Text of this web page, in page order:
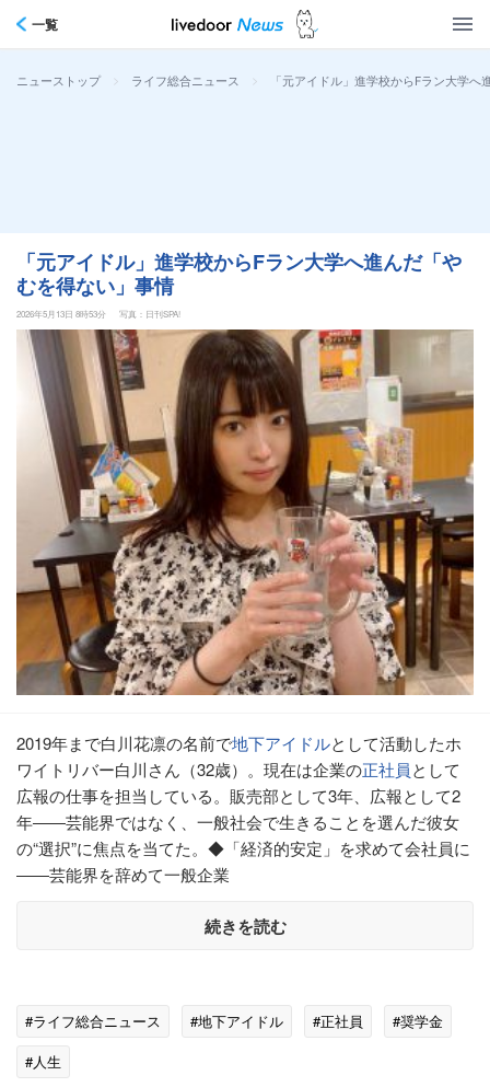
一覧
ニューストップ > ライフ総合ニュース > 「元アイドル」進学校からFラン大学
「元アイドル」進学校からFラン大学へ進んだ「や
むを得ない」事情
2026年5月13日 8時53分 写真：日刊SPA!
2019年まで白川花凛の名前で地下アイドルとして活動したホ
ワイトリバー白川さん（32歳）。現在は企業の正社員として
広報の仕事を担当している。販売部として3年、広報として2
年――芸能界ではなく、一般社会で生きることを選んだ彼女
の“選択”に焦点を当てた。◆「経済的安定」を求めて会社員に
――芸能界を辞めて一般企業
続きを読む
#ライフ総合ニュース #地下アイドル #正社員
#奨学金
#人生